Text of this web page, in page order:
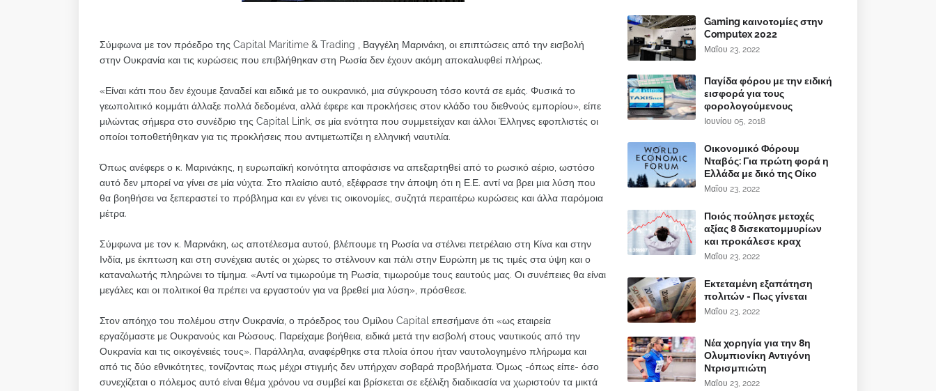
Σύμφωνα με τον πρόεδρο της Capital Maritime & Trading , Βαγγέλη Μαρινάκη, οι επιπτώσεις από την εισβολή
στην Ουκρανία και τις κυρώσεις που επιβλήθηκαν στη Ρωσία δεν έχουν ακόμη αποκαλυφθεί πλήρως.
«Είναι κάτι που δεν έχουμε ξαναδεί και ειδικά με το ουκρανικό, μια σύγκρουση τόσο κοντά σε εμάς. Φυσικά το
γεωπολιτικό κομμάτι άλλαξε πολλά δεδομένα, αλλά έφερε και προκλήσεις στον κλάδο του διεθνούς εμπορίου», είπε
μιλώντας σήμερα στο συνέδριο της Capital Link, σε μία ενότητα που συμμετείχαν και άλλοι Έλληνες εφοπλιστές οι
οποίοι τοποθετήθηκαν για τις προκλήσεις που αντιμετωπίζει η ελληνική ναυτιλία.
Όπως ανέφερε ο κ. Μαρινάκης, η ευρωπαϊκή κοινότητα αποφάσισε να απεξαρτηθεί από το ρωσικό αέριο, ωστόσο
αυτό δεν μπορεί να γίνει σε μία νύχτα. Στο πλαίσιο αυτό, εξέφρασε την άποψη ότι η Ε.Ε. αντί να βρει μια λύση που
θα βοηθήσει να ξεπεραστεί το πρόβλημα και εν γένει τις οικονομίες, συζητά περαιτέρω κυρώσεις και άλλα παρόμοια
μέτρα.
Σύμφωνα με τον κ. Μαρινάκη, ως αποτέλεσμα αυτού, βλέπουμε τη Ρωσία να στέλνει πετρέλαιο στη Κίνα και στην
Ινδία, με έκπτωση και στη συνέχεια αυτές οι χώρες το στέλνουν και πάλι στην Ευρώπη με τις τιμές στα ύψη και ο
καταναλωτής πληρώνει το τίμημα. «Αντί να τιμωρούμε τη Ρωσία, τιμωρούμε τους εαυτούς μας. Οι συνέπειες θα είναι
μεγάλες και οι πολιτικοί θα πρέπει να εργαστούν για να βρεθεί μια λύση», πρόσθεσε.
Στον απόηχο του πολέμου στην Ουκρανία, ο πρόεδρος του Ομίλου Capital επεσήμανε ότι «ως εταιρεία
εργαζόμαστε με Ουκρανούς και Ρώσους. Παρείχαμε βοήθεια, ειδικά μετά την εισβολή στους ναυτικούς από την
Ουκρανία και τις οικογένειές τους». Παράλληλα, αναφέρθηκε στα πλοία όπου ήταν ναυτολογημένο πλήρωμα και
από τις δύο εθνικότητες, τονίζοντας πως μέχρι στιγμής δεν υπήρχαν σοβαρά προβλήματα. Όμως -όπως είπε- όσο
συνεχίζεται ο πόλεμος αυτό είναι θέμα χρόνου να συμβεί και βρίσκεται σε εξέλιξη διαδικασία να χωριστούν τα μικτά
Gaming καινοτομίες στην
Computex 2022
Μαΐου 23, 2022
Παγίδα φόρου με την ειδική
εισφορά για τους
φορολογούμενους
Ιουνίου 05, 2018
Οικονομικό Φόρουμ
Νταβός: Για πρώτη φορά η
Ελλάδα με δικό της Οίκο
Μαΐου 23, 2022
Ποιός πούλησε μετοχές
αξίας 8 δισεκατομμυρίων
και προκάλεσε κραχ
Μαΐου 23, 2022
Εκτεταμένη εξαπάτηση
πολιτών - Πως γίνεται
Μαΐου 23, 2022
Νέα χορηγία για την 8η
Ολυμπιονίκη Αντιγόνη
Ντρισμπιώτη
Μαΐου 23, 2022